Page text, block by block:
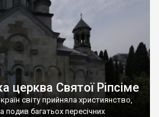
церква Святої Ріпсіме
світу прийняла християнство,
подив багатьох пересічних